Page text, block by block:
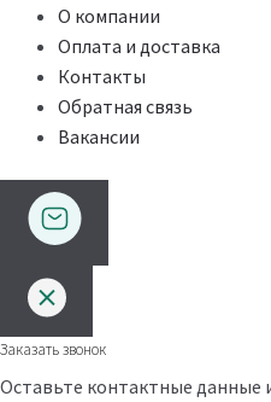
О компании
Оплата и доставка
Контакты
Обратная связь
Вакансии
Заказать звонок
Оставьте контактные данные